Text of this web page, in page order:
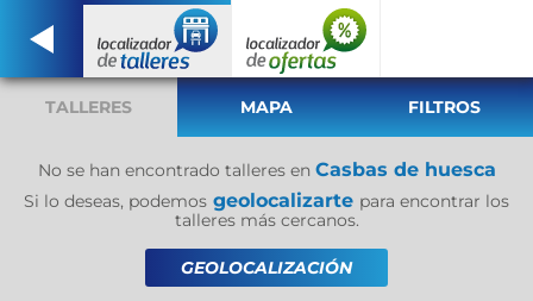
TALLERES MAPA FILTROS
No se han encontrado talleres en Casbas de huesca
Si lo deseas, podemos geolocalizarte para encontrar los
talleres más cercanos.
GEOLOCALIZACIÓN